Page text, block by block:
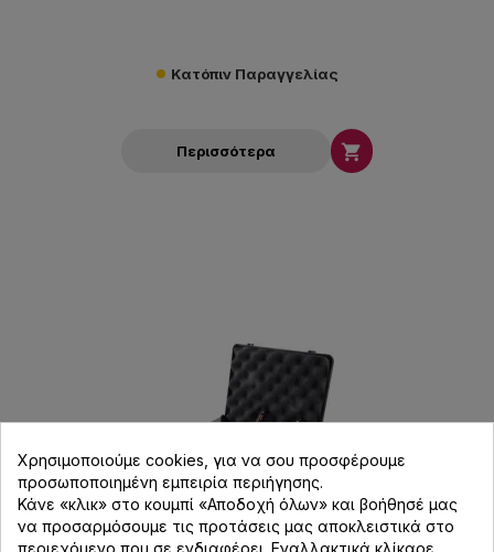
Κατόπιν Παραγγελίας
Περισσότερα 
Χρησιμοποιούμε cookies, για να σου προσφέρουμε
προσωποποιημένη εμπειρία περιήγησης.
Κάνε «κλικ» στο κουμπί «Αποδοχή όλων» και βοήθησέ μας
να προσαρμόσουμε τις προτάσεις μας αποκλειστικά στο
περιεχόμενο που σε ενδιαφέρει. Εναλλακτικά κλίκαρε